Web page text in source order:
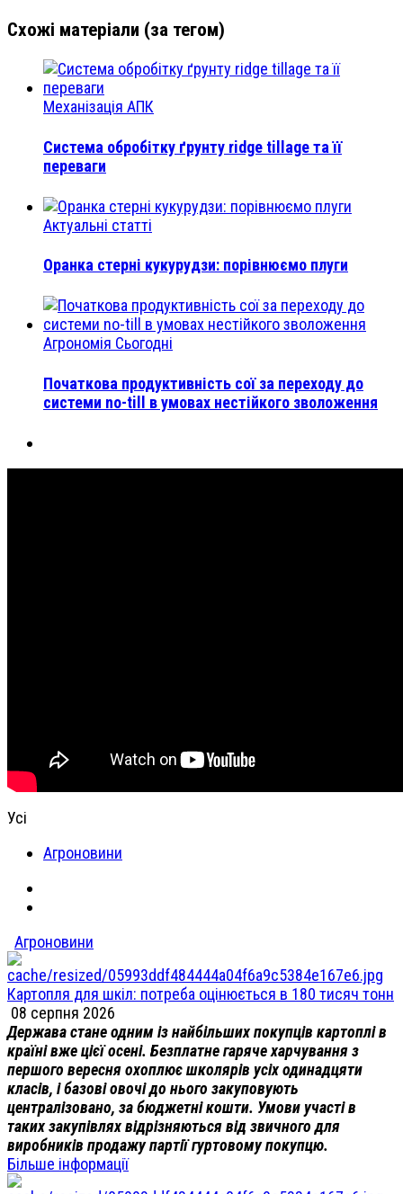
Схожі матеріали (за тегом)
Механізація АПК
Система обробітку ґрунту ridge tillage та її
переваги
Актуальні статті
Оранка стерні кукурудзи: порівнюємо плуги
Агрономія Сьогодні
Початкова продуктивність сої за переходу до
системи no-till в умовах нестійкого зволоження
Усі
Агроновини
Агроновини
Картопля для шкіл: потреба оцінюється в 180 тисяч тонн
08 серпня 2026
Держава стане одним із найбільших покупців картоплі в
країні вже цієї осені. Безплатне гаряче харчування з
першого вересня охоплює школярів усіх одинадцяти
класів, і базові овочі до нього закуповують
централізовано, за бюджетні кошти. Умови участі в
таких закупівлях відрізняються від звичного для
виробників продажу партії гуртовому покупцю.
Більше інформації